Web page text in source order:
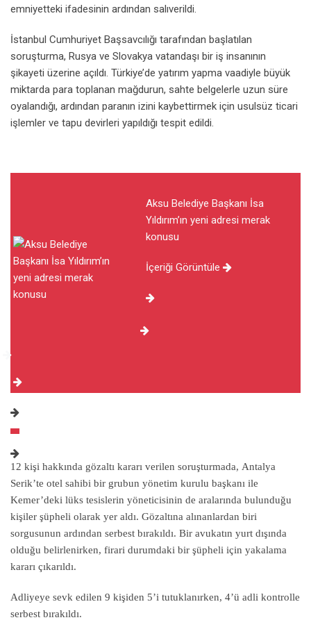
emniyetteki ifadesinin ardından salıverildi.
İstanbul Cumhuriyet Başsavcılığı tarafından başlatılan
soruşturma, Rusya ve Slovakya vatandaşı bir iş insanının
şikayeti üzerine açıldı. Türkiye’de yatırım yapma vaadiyle büyük
miktarda para toplanan mağdurun, sahte belgelerle uzun süre
oyalandığı, ardından paranın izini kaybettirmek için usulsüz ticari
işlemler ve tapu devirleri yapıldığı tespit edildi.
Aksu Belediye Başkanı İsa
Yıldırım’ın yeni adresi merak
konusu
İçeriği Görüntüle
12 kişi hakkında gözaltı kararı verilen soruşturmada, Antalya
Serik’te otel sahibi bir grubun yönetim kurulu başkanı ile
Kemer’deki lüks tesislerin yöneticisinin de aralarında bulunduğu
kişiler şüpheli olarak yer aldı. Gözaltına alınanlardan biri
sorgusunun ardından serbest bırakıldı. Bir avukatın yurt dışında
olduğu belirlenirken, firari durumdaki bir şüpheli için yakalama
kararı çıkarıldı.
Adliyeye sevk edilen 9 kişiden 5’i tutuklanırken, 4’ü adli kontrolle
serbest bırakıldı.